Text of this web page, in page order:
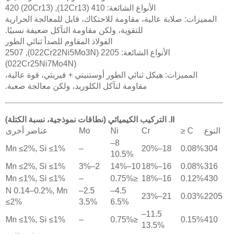
الأنواع الشائعة: 410 (12Cr13), 420 (20Cr13)
المميزات: صلابة عالية، مقاومة للاحتكاك، قابل للمعالجة الحرارية
للتقوية، ولكن مقاومة التآكل ضعيفة نسبيًا.
الفولاذ المقاوم للصدأ ثنائي الطور
الأنواع الشائعة: 2205 (022Cr22Ni5Mo3N), 2507
(022Cr25Ni7Mo4N)
المميزات: هيكل ثنائي الطور أوستنيتي + فيريتي، قوة عالية،
مقاومة لتآكل الكلوريد، ولكن معالجة صعبة.
النوع
C ≤
Cr
Ni
Mo عناصر أخرى
304
0.08%
18–20%
8–
10.5%
–
Mn ≤2%, Si ≤1%
316
0.08%
16–18%
10–14%
2–3%
Mn ≤2%, Si ≤1%
430
0.12%
16–18%
≤0.75%
–
Mn ≤1%, Si ≤1%
2205
0.03%
21–23%
4.5–
6.5%
2.5–
3.5%
N 0.14–0.2%, Mn
≤2%
410
0.15%
11.5–
13.5%
≤0.75%
–
Mn ≤1%, Si ≤1%